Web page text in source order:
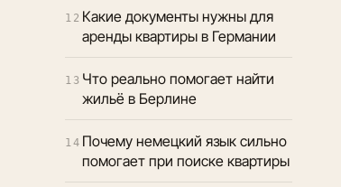
12 Какие документы нужны для
аренды квартиры в Германии
13 Что реально помогает найти
жильё в Берлине
14 Почему немецкий язык сильно
помогает при поиске квартиры